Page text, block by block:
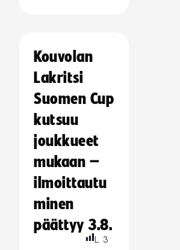
Kouvolan
Lakritsi
Suomen Cup
kutsuu
joukkueet
mukaan –
ilmoittautu
minen
päättyy 3.8.
L 3